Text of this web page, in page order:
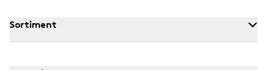
Sortiment